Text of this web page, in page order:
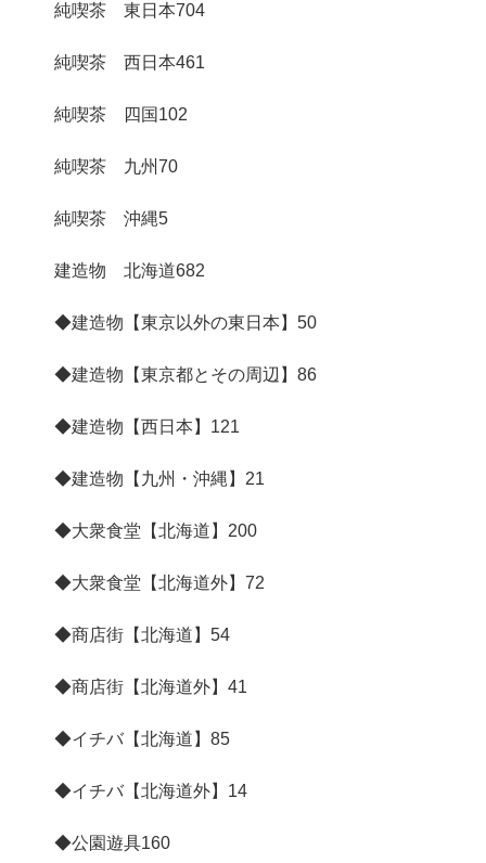
純喫茶 東日本704
純喫茶 西日本461
純喫茶 四国 102
純喫茶 九州70
純喫茶 沖縄5
建造物 北海道682
◆建造物【東京以外の東日本】 50
◆建造物【東京都とその周辺】 86
◆建造物【西日本】 121
◆建造物【九州・沖縄】 21
◆大衆食堂【北海道】 200
◆大衆食堂【北海道外】 72
◆商店街【北海道】 54
◆商店街【北海道外】 41
◆イチバ【北海道】 85
◆イチバ【北海道外】 14
◆公園遊具160